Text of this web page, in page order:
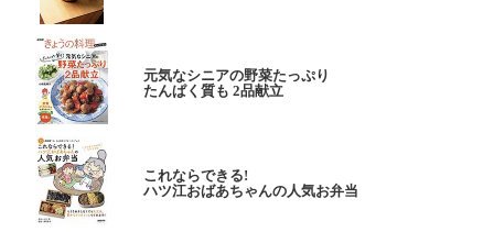
元気なシニアの野菜たっぷり
たんぱく質も 2品献立
これならできる!
ハツ江おばあちゃんの人気お弁当